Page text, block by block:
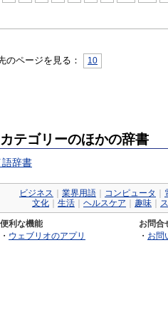
のページを見る： 10
テゴリーのほかの辞書
語辞書
ビジネス 業界用語 コンピュータ
文化
生活 ヘルスケア 趣味
便利な機能
・ ウェブリオのアプリ
お問合
・ お問